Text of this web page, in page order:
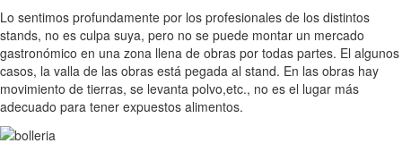
Lo sentimos profundamente por los profesionales de los distintos
stands, no es culpa suya, pero no se puede montar un mercado
gastronómico en una zona llena de obras por todas partes. El algunos
casos, la valla de las obras está pegada al stand. En las obras hay
movimiento de tierras, se levanta polvo,etc., no es el lugar más
adecuado para tener expuestos alimentos.